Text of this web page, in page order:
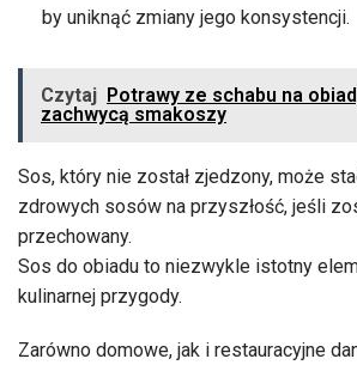
by uniknąć zmiany jego konsystencji.
Czytaj Potrawy ze schabu na
zachwycą smakoszy
Sos, który nie został zjedzony, może
zdrowych sosów na przyszłość, jeśli
przechowany.
Sos do obiadu to niezwykle istotny
kulinarnej przygody.
Zarówno domowe, jak i restauracyjne